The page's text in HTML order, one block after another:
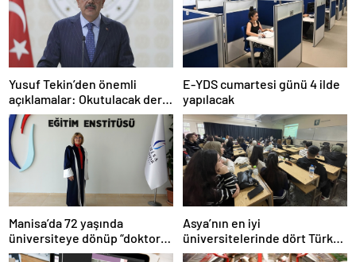
Yusuf Tekin’den önemli
açıklamalar: Okutulacak dersi
kalmamış öğretmene branş
değişikliği masada
E-YDS cumartesi günü 4 ilde
yapılacak
Manisa’da 72 yaşında
üniversiteye dönüp “doktor”
ünvanı aldı
Asya’nın en iyi
üniversitelerinde dört Türk
okulu ilk 100’de